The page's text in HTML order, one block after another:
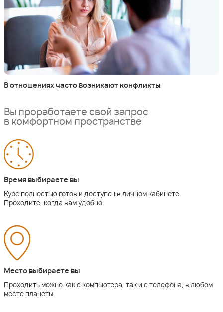
В отношениях часто возникают конфликты
Вы проработаете свой запрос
в комфортном пространстве
Время выбираете вы
Курс полностью готов и доступен в личном кабинете.
Проходите, когда вам удобно.
Место выбираете вы
Проходить можно как с компьютера, так и с телефона, в любом
месте планеты.